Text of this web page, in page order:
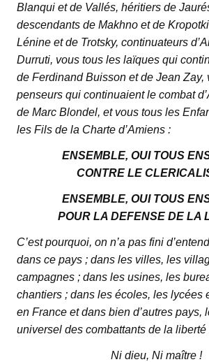
Blanqui et de Vallés, héritiers de
descendants de Makhno et de
Lénine et de Trotsky, continuateurs
Durruti, vous tous les laïques qui
de Ferdinand Buisson et de Jean Zay,
penseurs qui continuaient le combat
de Marc Blondel, et vous tous les
les Fils de la Charte d’Amiens :
ENSEMBLE, OUI TOUS
CONTRE LE
ENSEMBLE, OUI TOUS
POUR LA DEFENSE DE LA
C’est pourquoi, on n’a pas fini
dans ce pays ; dans les villes, les
campagnes ; dans les usines, les
chantiers ; dans les écoles, les lycées
en France et dans bien d’autres pays,
universel des combattants de la liberté
Ni dieu, Ni maître !